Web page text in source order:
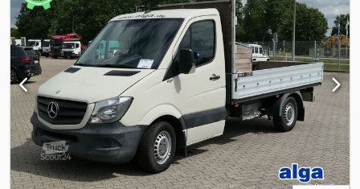
keskuslukitus, oli osallisena onnettomuudessa,
pysäköintilämmitin,